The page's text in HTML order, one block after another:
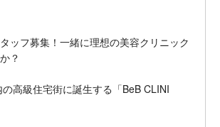
ッフ募集！一緒に理想の美容クリニック
？
高級住宅街に誕生する「BeB CLINI